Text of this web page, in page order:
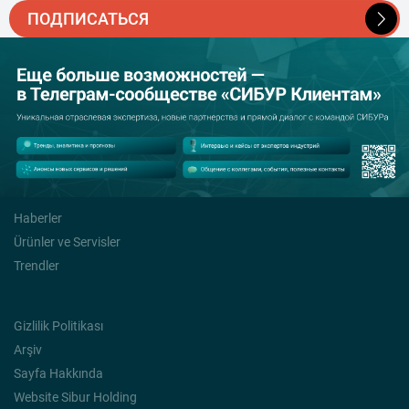
ПОДПИСАТЬСЯ
Haberler
Ürünler ve Servisler
Trendler
Gizlilik Politikası
Arşiv
Sayfa Hakkında
Website Sibur Holding